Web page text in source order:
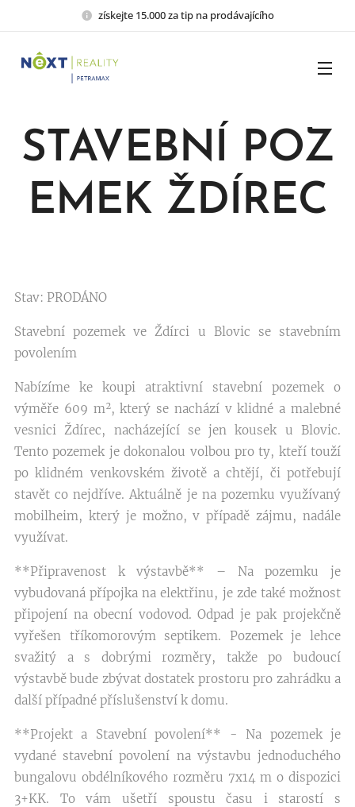
získejte 15.000 za tip na prodávajícího
STAVEBNÍ POZ
EMEK ŽDÍREC
Stav: PRODÁNO
Stavební pozemek ve Ždírci u Blovic se stavebním
povolením
Nabízíme ke koupi atraktivní stavební pozemek o
výměře 609 m², který se nachází v klidné a malebné
vesnici Ždírec, nacházející se jen kousek u Blovic.
Tento pozemek je dokonalou volbou pro ty, kteří touží
po klidném venkovském životě a chtějí, či potřebují
stavět co nejdříve. Aktuálně je na pozemku využívaný
mobilheim, který je možno, v případě zájmu, nadále
využívat.
**Připravenost k výstavbě** – Na pozemku je
vybudovaná přípojka na elektřinu, je zde také možnost
připojení na obecní vodovod. Odpad je pak projekčně
vyřešen tříkomorovým septikem. Pozemek je lehce
svažitý a s dobrými rozměry, takže po budoucí
výstavbě bude zbývat dostatek prostoru pro zahrádku a
další případné příslušenství k domu.
**Projekt a Stavební povolení** - Na pozemek je
vydané stavební povolení na výstavbu jednoduchého
bungalovu obdélníkového rozměru 7x14 m o dispozici
3+KK. To vám ušetří spoustu času i starostí s